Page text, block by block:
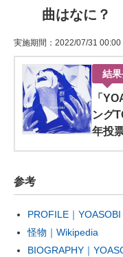
曲はなに？
実施期間：2022/07/31
結
「
ング
年投
参考
PROFILE｜YOASOBI
怪物｜Wikipedia
BIOGRAPHY｜